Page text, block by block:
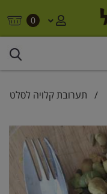
0
/ תערובת קלויה לסלט